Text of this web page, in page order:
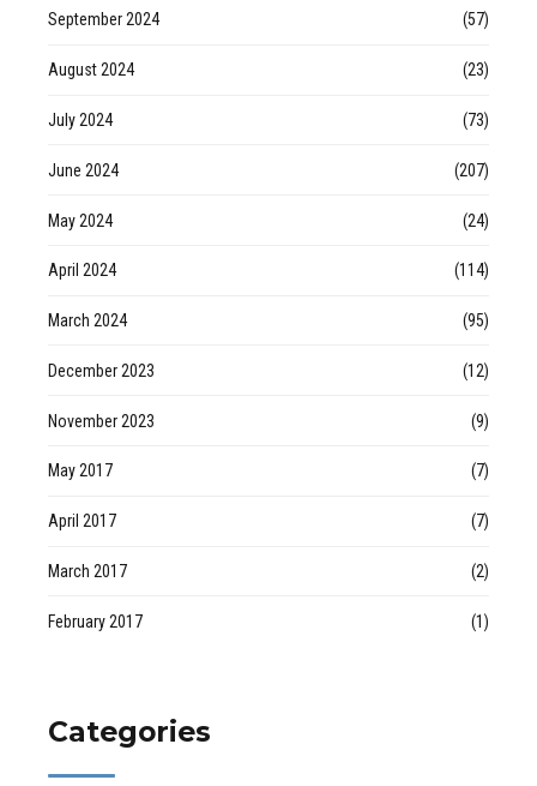
September 2024 (57)
August 2024 (23)
July 2024 (73)
June 2024 (207)
May 2024 (24)
April 2024 (114)
March 2024 (95)
December 2023 (12)
November 2023 (9)
May 2017 (7)
April 2017 (7)
March 2017 (2)
February 2017 (1)
Categories